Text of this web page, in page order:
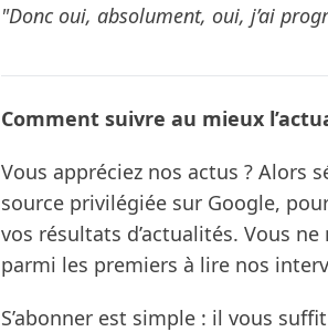
"Donc oui, absolument, oui, j’ai
Comment suivre au mieux
Vous appréciez nos actus ? Alors
source privilégiée sur Google,
vos résultats d’actualités. Vous
parmi les premiers à lire nos
S’abonner est simple : il vous